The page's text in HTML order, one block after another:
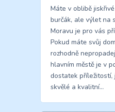
Máte v oblibě
burčák, ale výlet na
Moravu je pro vás
Pokud máte svůj
rozhodně
hlavním městě je v
dostatek
skvělé a kvalitní…